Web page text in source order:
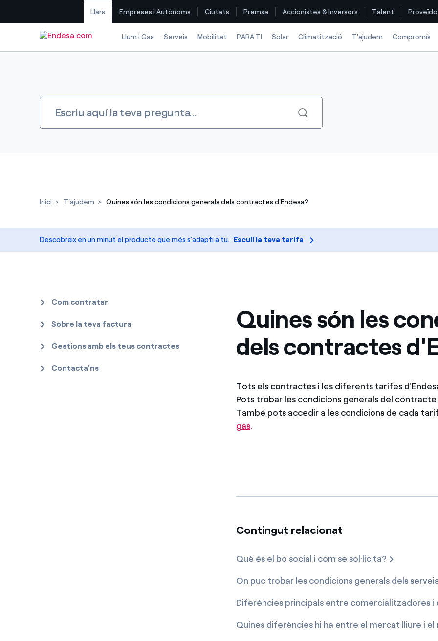
Llars Empreses i Autònoms Ciutats Premsa Accionistes & Inversors Talent
Llum i Gas Serveis Mobilitat PARA TI Solar Climatització T'ajudem Compromís
Compara les nostres tarifes d’empresa i estalvia
Has rebut una oferta per canviar de companyia?
Gestiones diverses comunitats de propietaris?
Inici T'ajudem Quines són les condicions generals dels contractes d'Endesa?
Descobreix en un minut el producte que més s'adapti a tu. Escull la teva tarifa
Com contratar
Sobre la teva factura
Gestions amb els teus contractes
Contacta'ns
Quines són les
dels contractes
Tots els contractes i les diferents tarifes
Pots trobar les condicions generals del
També pots accedir a les condicions de cada
gas.
Contingut relacionat
Què és el bo social i com se sol·licita?
On puc trobar les condicions generals dels
Diferències principals entre comercialitzadores i
Quines diferències hi ha entre el mercat lliure i